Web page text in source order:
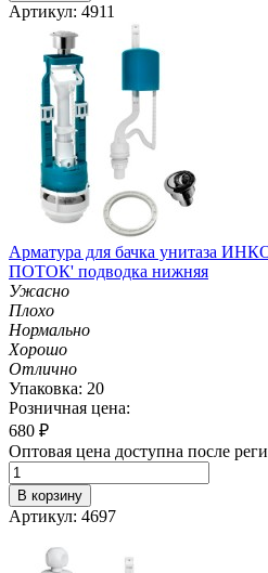
Артикул: 4911
Арматура для бачка унитаза
ПОТОК' подводка нижняя
Ужасно
Плохо
Нормально
Хорошо
Отлично
Упаковка: 20
Розничная цена:
680 ₽
Оптовая цена доступна после
В корзину
Артикул: 4697